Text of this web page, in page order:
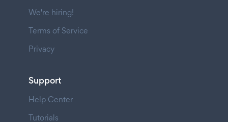
We're hiring!
Terms of Service
Privacy
Support
Help Center
Tutorials